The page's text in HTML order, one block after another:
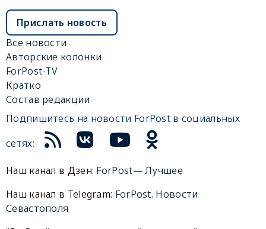
Прислать новость
Все новости
Авторские колонки
ForPost-TV
Кратко
Состав редакции
Подпишитесь на новости ForPost в социальных
сетях:
Наш канал в Дзен: ForPost— Лучшее
Наш канал в Telegram: ForPost. Новости
Севастополя